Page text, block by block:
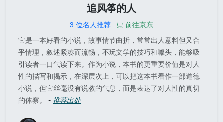
追风筝的人
3 位名人推荐
前往京东
它是一本好看的小说，故事情节曲折，常常出人意料但又合
乎情理，叙述紧凑而流畅，不玩文学的技巧和噱头，能够吸
引读者一口气读下来。作为小说，本书的更重要价值是对人
性的描写和揭示，在深层次上，可以把这本书看作一部道德
小说，但它丝毫没有说教的气息，而是表达了对人性的真切
的体察。
- 推荐出处